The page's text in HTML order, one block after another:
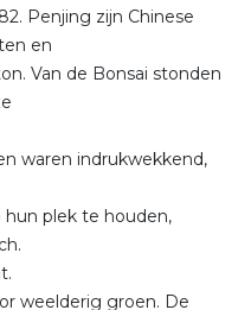
Penjing zijn Chinese
en
Van de Bonsai stonden
waren indrukwekkend,
plek te houden,
weelderig groen. De